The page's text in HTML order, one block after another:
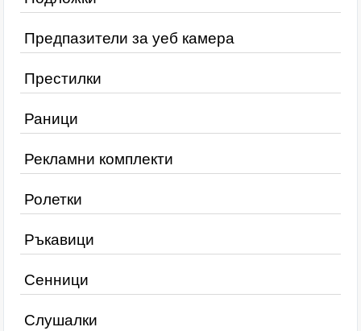
Предпазители за уеб камера
Престилки
Раници
Рекламни комплекти
Ролетки
Ръкавици
Сенници
Слушалки